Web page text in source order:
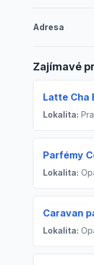
Adresa
Zajímavé
Latte Cha
Lokalita:
Parfémy
Lokalita:
Caravan
Lokalita: